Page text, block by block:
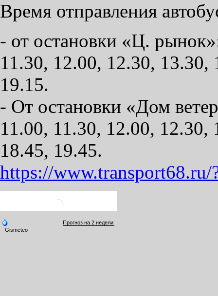
Время отправления
- от остановки «Ц.
11.30, 12.00, 12.30,
19.15.
- От остановки «Дом
11.00, 11.30, 12.00,
18.45, 19.45.
https://www.transport68.ru/